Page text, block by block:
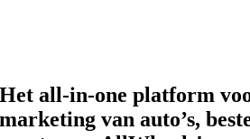
Het all-in-one platform
marketing van auto’s,